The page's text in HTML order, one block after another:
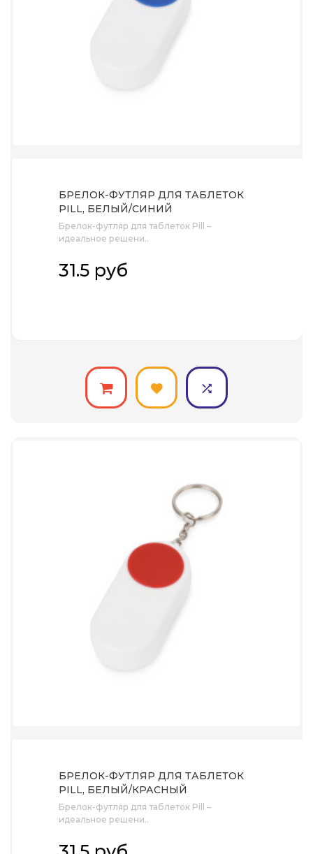
БРЕЛОК-ФУТЛЯР ДЛЯ ТАБЛЕТОК
PILL, БЕЛЫЙ/СИНИЙ
Брелок-футляр для таблеток Pill –
идеальное решени..
31.5 руб
БРЕЛОК-ФУТЛЯР ДЛЯ ТАБЛЕТОК
PILL, БЕЛЫЙ/КРАСНЫЙ
Брелок-футляр для таблеток Pill –
идеальное решени..